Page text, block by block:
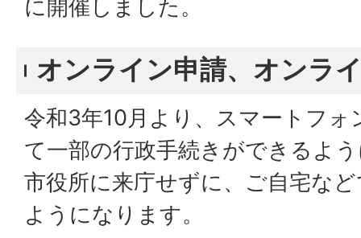
に開催しました。
オンライン申請、オンラ
令和3年10月より、スマートフ
て一部の行政手続きができるよ
市役所に来庁せずに、ご自宅な
ようになります。